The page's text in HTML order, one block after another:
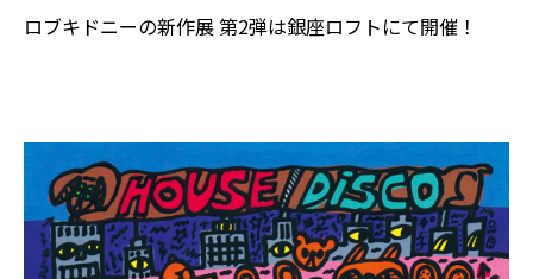
ロブキドニーの新作展 第2弾は銀座ロフトにて開催！